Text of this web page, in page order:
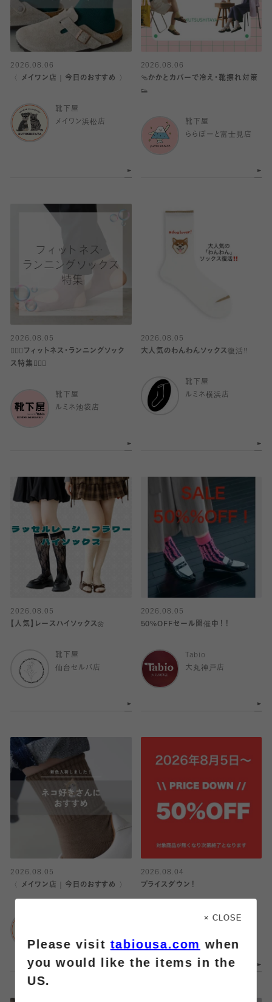
2026.08.06
〈 メイワン店｜今日のおすすめ 〉
靴下屋
メイワン浜松店
2026.08.06
🩴かかとカバーで冷え・靴擦れ対策
👟
靴下屋
ららぽーと富士見店
2026.08.05
🧘🏼‍♀️フィットネス・ランニングソック
ス特集🏃🏼‍♀️
靴下屋
ルミネ池袋店
2026.08.05
大人気のわんわんソックス復活‼️
靴下屋
ルミネ横浜店
2026.08.05
【人気】レースハイソックス🌼
靴下屋
仙台セルバ店
2026.08.05
50%OFFセール開催中！！
Tabio
大丸神戸店
2026.08.05
〈 メイワン店｜今日のおすすめ 〉
2026.08.04
プライスダウン！
Tabio× CLOSE
Please visittabiousa.com when
you would like the items in the
US.